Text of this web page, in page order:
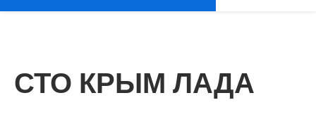
СТО КРЫМ ЛАДА